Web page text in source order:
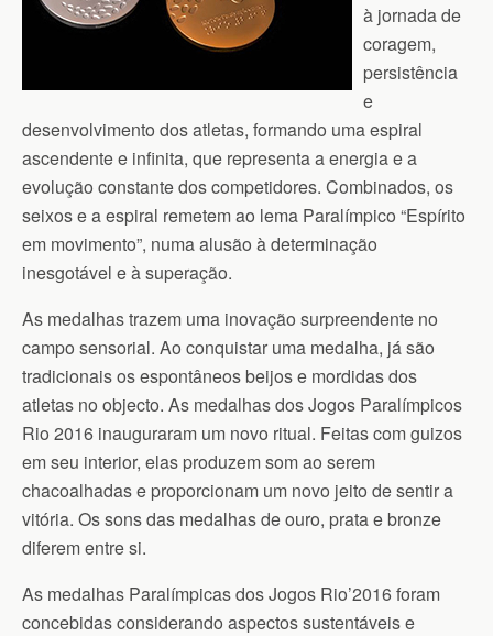
à jornada de
coragem,
persistência
e
desenvolvimento dos atletas, formando uma espiral
ascendente e infinita, que representa a energia e a
evolução constante dos competidores. Combinados, os
seixos e a espiral remetem ao lema Paralímpico “Espírito
em movimento”, numa alusão à determinação
inesgotável e à superação.
As medalhas trazem uma inovação surpreendente no
campo sensorial. Ao conquistar uma medalha, já são
tradicionais os espontâneos beijos e mordidas dos
atletas no objecto. As medalhas dos Jogos Paralímpicos
Rio 2016 inauguraram um novo ritual. Feitas com guizos
em seu interior, elas produzem som ao serem
chacoalhadas e proporcionam um novo jeito de sentir a
vitória. Os sons das medalhas de ouro, prata e bronze
diferem entre si.
As medalhas Paralímpicas dos Jogos Rio’2016 foram
concebidas considerando aspectos sustentáveis e